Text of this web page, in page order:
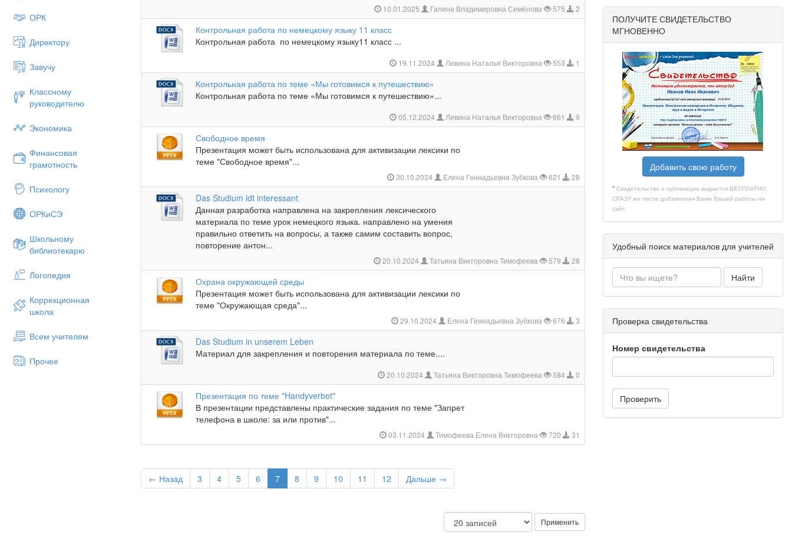
ОРК
Директору
Завучу
Классному
руководителю
Экономика
Финансовая
грамотность
Психологу
ОРКиСЭ
Школьному
библиотекарю
Логопедия
Коррекционная
школа
Всем учителям
Прочее
10.01.2025 Галина Владимировна Семёнова 575 2
Контрольная работа по немецкому языку 11 класс
Контрольная работа по немецкому языку11 класс ...
19.11.2024 Левина Наталья Викторовна 553 1
Контрольная работа по теме «Мы готовимся к путешествию»
Контрольная работа по теме «Мы готовимся к путешествию»...
05.12.2024 Левина Наталья Викторовна 661 9
Свободное время
Презентация может быть использована для активизации лексики по
теме "Свободное время"...
30.10.2024 Елена Геннадьевна Зубкова 621 28
Das Studium idt interessant
Данная разработка направлена на закрепления лексического
материала по теме урок немецкого языка. направлено на умения
правильно ответить на вопросы, а также самим составить вопрос,
повторение антон...
20.10.2024 Татьяна Викторовна Тимофеева 579 28
Охрана окружающей среды
Презентация может быть использована для активизации лексики по
теме "Окружающая среда"...
29.10.2024 Елена Геннадьевна Зубкова 676 3
Das Studium in unserem Leben
Материал для закрепления и повторения материала по теме....
20.10.2024 Татьяна Викторовна Тимофеева 584 0
Презентация по теме "Handyverbot"
В презентации представлены практические задания по теме "Запрет
телефона в школе: за или против"...
03.11.2024 Тимофеева Елена Викторовна 720 31
← Назад 3 4 5 6 7 8 9 10 11 12 Дальше →
Применить
ПОЛУЧИТЕ СВИДЕТЕЛЬСТВО
МГНОВЕННО
Добавить свою работу
* Свидетельство о публикации выдается БЕСПЛАТНО,
СРАЗУ же после добавления Вами Вашей работы на
сайт
Удобный поиск материалов для учителей
Найти
Проверка свидетельства
Номер свидетельства
Проверить